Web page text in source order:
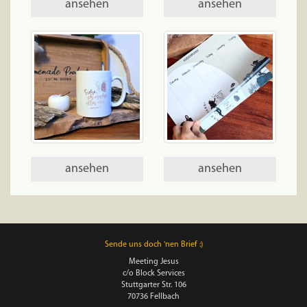
ansehen ansehen
ansehen ansehen
Sende uns doch 'nen Brief :)
Meeting Jesus
c/o Block Services
Stuttgarter Str. 106
70736 Fellbach